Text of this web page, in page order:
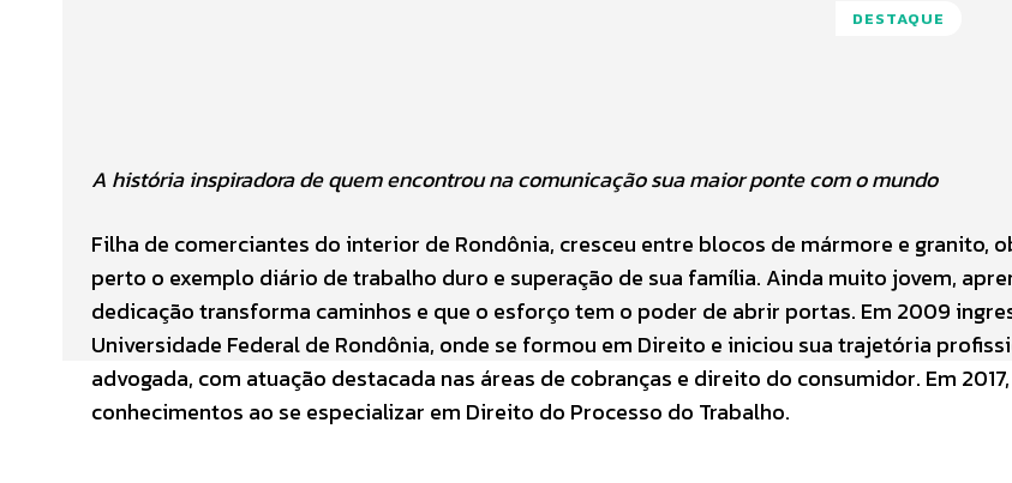
DESTAQUE
A história inspiradora de quem encontrou na comunicação sua maior ponte com o mundo
Filha de comerciantes do interior de Rondônia, cresceu entre blocos de mármore e granito,
perto o exemplo diário de trabalho duro e superação de sua família. Ainda muito jovem,
dedicação transforma caminhos e que o esforço tem o poder de abrir portas. Em 2009
Universidade Federal de Rondônia, onde se formou em Direito e iniciou sua trajetória
advogada, com atuação destacada nas áreas de cobranças e direito do consumidor. Em
conhecimentos ao se especializar em Direito do Processo do Trabalho.